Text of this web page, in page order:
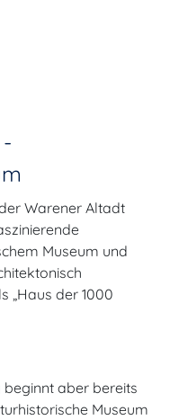
Warener Altadt
Museum und
„Haus der 1000
beginnt aber bereits
Museum